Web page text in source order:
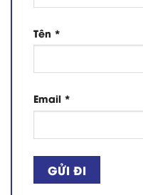
Tên *
Email *